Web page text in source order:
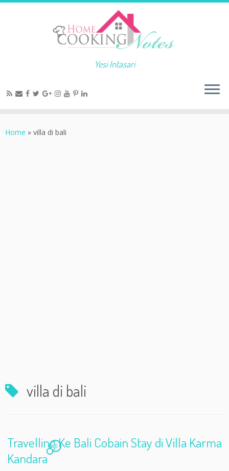
Yesi Intasari
Home » villa di bali
villa di bali
Travelling Ke Bali Cobain Stay di Villa Karma
Kandara
10